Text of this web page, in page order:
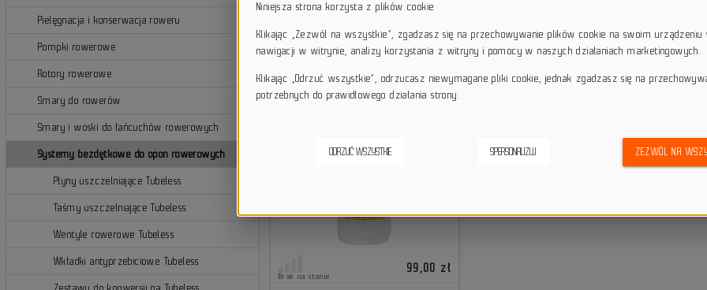
Pielęgnacja i konserwacja roweru
Pompki rowerowe
Rotory rowerowe
Smary do rowerów
Smary i woski do łańcuchów rowerowych
Systemy bezdętkowe do opon rowerowych
Płyny uszczelniające Tubeless
Taśmy uszczelniające Tubeless
Wentyle rowerowe Tubeless
Wkładki antyprzebiciowe Tubeless
Płyny uszczelniające Flat-Out
rowerowych przed przebiciami. Sprawdzą się w rowerach
szczelność oraz komfort jazdy w
Brak na stanie
99,00 zł
Niniejsza strona korzysta z plików cookie
Klikając „Zezwól na wszystkie”, zgadzasz się na przechowywanie plików cookie na swoim urządzeniu
nawigacji w witrynie, analizy korzystania z witryny i pomocy w naszych działaniach marketingowych.
Klikając „Odrzuć wszystkie”, odrzucasz niewymagane pliki cookie, jednak zgadzasz się na
potrzebnych do prawidłowego działania strony.
ODRZUĆ WSZYSTKIE SPERSONALIZUJ ZEZWÓL NA